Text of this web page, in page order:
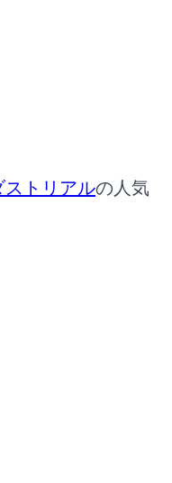
ストリアルの人気